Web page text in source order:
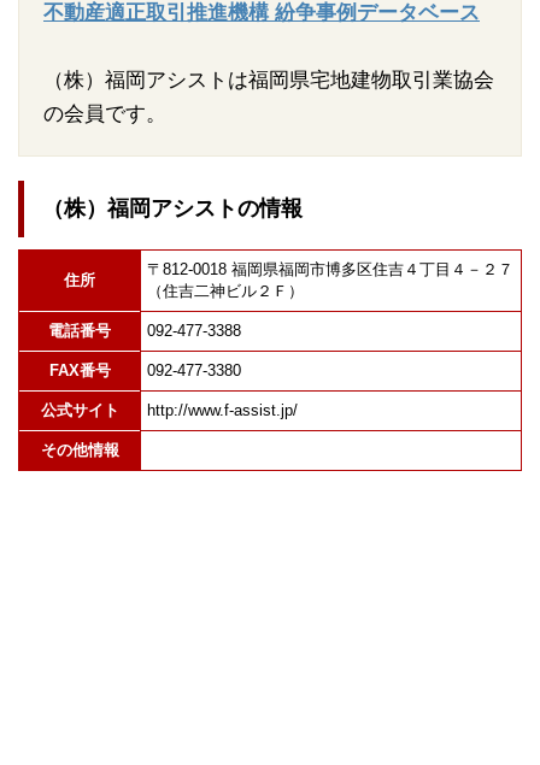
不動産適正取引推進機構 紛争事例データベース
（株）福岡アシストは福岡県宅地建物取引業協会
の会員です。
（株）福岡アシストの情報
住所
〒812-0018 福岡県福岡市博多区住吉４丁目４－２７
（住吉二神ビル２Ｆ）
電話番号 092-477-3388
FAX番号 092-477-3380
公式サイト http://www.f-assist.jp/
その他情報